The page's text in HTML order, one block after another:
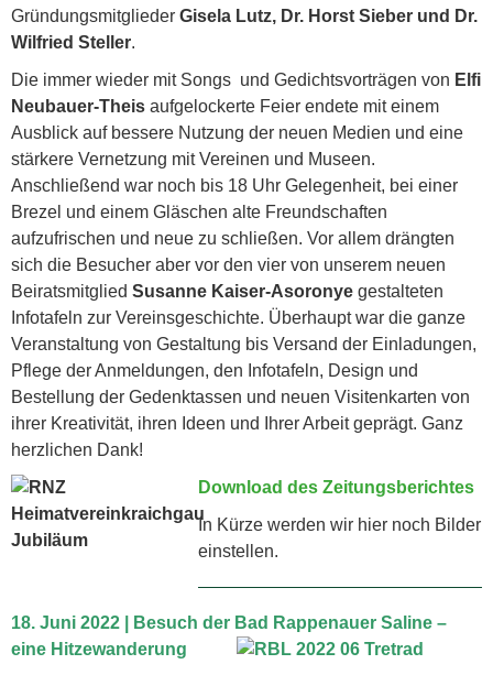
Gründungsmitglieder Gisela Lutz, Dr. Horst Sieber und Dr.
Wilfried Steller.
Die immer wieder mit Songs und Gedichtsvorträgen von Elfi
Neubauer-Theis aufgelockerte Feier endete mit einem
Ausblick auf bessere Nutzung der neuen Medien und eine
stärkere Vernetzung mit Vereinen und Museen.
Anschließend war noch bis 18 Uhr Gelegenheit, bei einer
Brezel und einem Gläschen alte Freundschaften
aufzufrischen und neue zu schließen. Vor allem drängten
sich die Besucher aber vor den vier von unserem neuen
Beiratsmitglied Susanne Kaiser-Asoronye gestalteten
Infotafeln zur Vereinsgeschichte. Überhaupt war die ganze
Veranstaltung von Gestaltung bis Versand der Einladungen,
Pflege der Anmeldungen, den Infotafeln, Design und
Bestellung der Gedenktassen und neuen Visitenkarten von
ihrer Kreativität, ihren Ideen und Ihrer Arbeit geprägt. Ganz
herzlichen Dank!
Download des Zeitungsberichtes
In Kürze werden wir hier noch Bilder
einstellen.
18. Juni 2022 | Besuch der Bad Rappenauer Saline –
eine Hitzewanderung